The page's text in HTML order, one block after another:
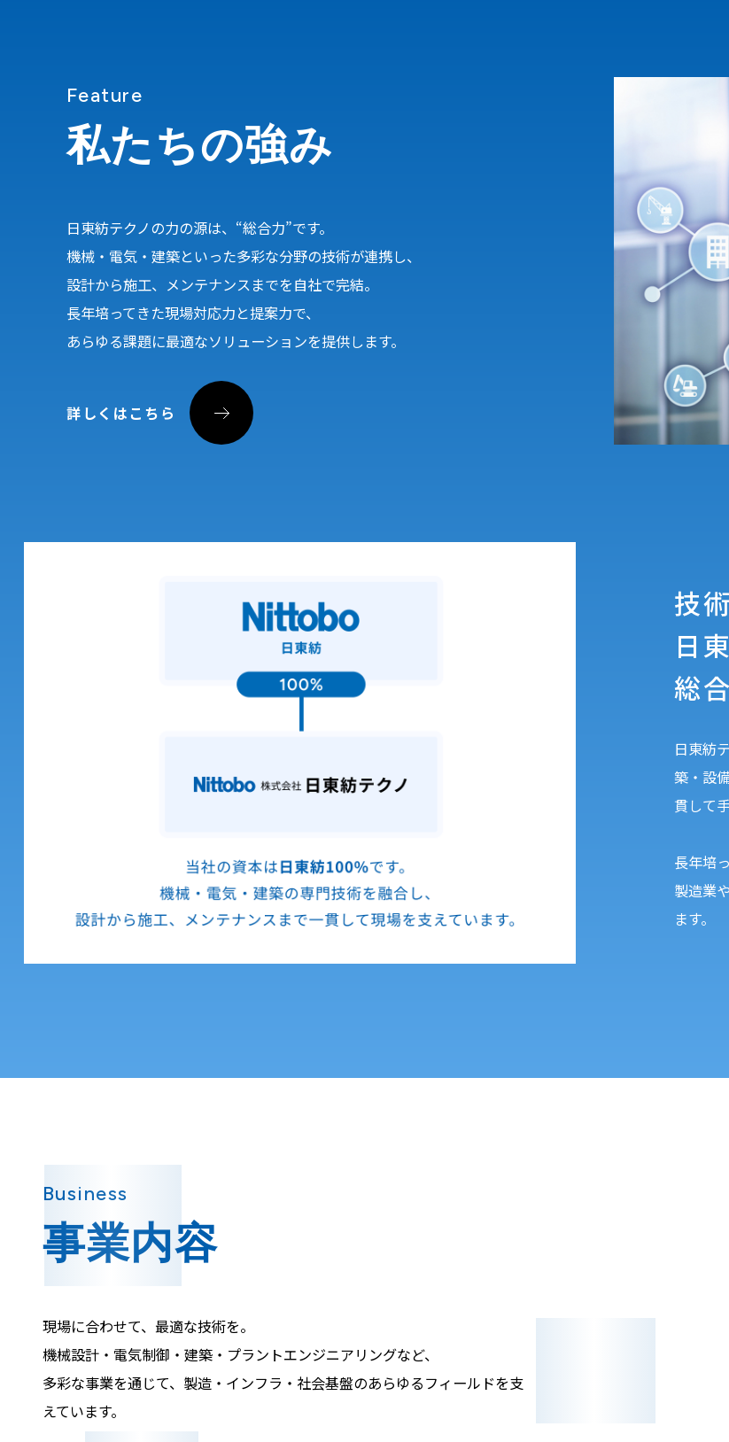
Feature
私たちの強み
日東紡テクノの力の源は、“総合力”です。
機械・電気・建築といった多彩な分野の技術が連携し、
設計から施工、メンテナンスまでを自社で完結。
長年培ってきた現場対応力と提案力で、
あらゆる課題に最適なソリューションを提供します。
詳しくはこちら
技
日
総
日東紡
築・設
貫して
長年培
製造業
ます。
Business
事業内容
現場に合わせて、最適な技術を。
機械設計・電気制御・建築・プラントエンジニアリングなど、
多彩な事業を通じて、製造・インフラ・社会基盤のあらゆるフィールドを支
えています。